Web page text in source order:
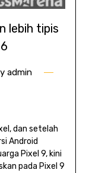
lebih tipis
admin
dan setelah
Android
Pixel 9, kini
pada Pixel 9